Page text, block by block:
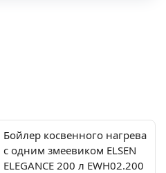
Бойлер косвенного нагрева
с одним змеевиком ELSEN
ELEGANCE 200 л EWH02.200